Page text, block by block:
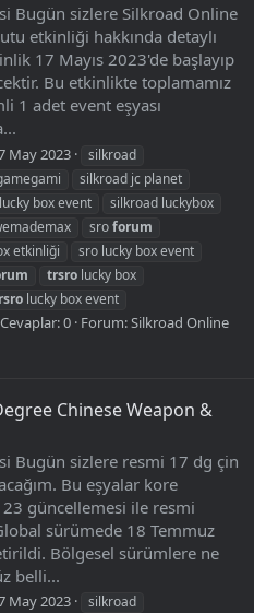
Bugün sizlere Silkroad Online
etkinliği hakkında detaylı
17 Mayıs 2023'de başlayıp
Bu etkinlikte toplamamız
1 adet event eşyası
May 2023
silkroad
silkroad jc planet
box event
silkroad luckybox
sroforum
etkinliği
sro lucky box event
trsro lucky box
lucky box event
Cevaplar: 0 Forum:Silkroad Online
Chinese Weapon &
Bugün sizlere resmi 17 dg çin
Bu eşyalar kore
güncellemesi ile resmi
sürümede 18 Temmuz
Bölgesel sürümlere ne
belli...
May 2023
silkroad